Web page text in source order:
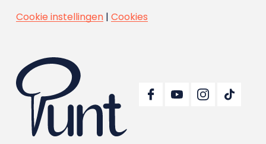
Cookie instellingen| Cookies